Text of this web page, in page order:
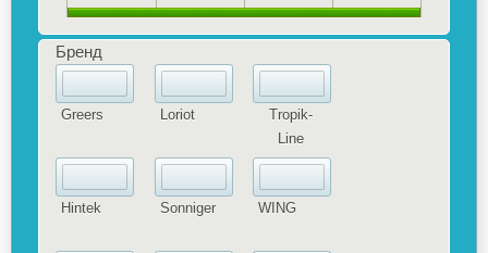
Бренд
Greers
Hintek
Loriot
Sonniger
Tropik-
Line
WING